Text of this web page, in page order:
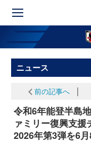
ニュース
前の記事へ
令和6年能登半島
ァミリー復興支
2026年第3弾を6